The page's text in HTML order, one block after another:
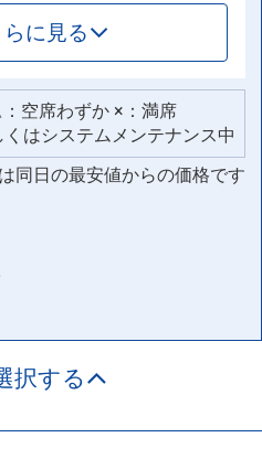
に見る
空席わずか ×：満席
くはシステムメンテナンス中
同日の最安値からの価格です
択する